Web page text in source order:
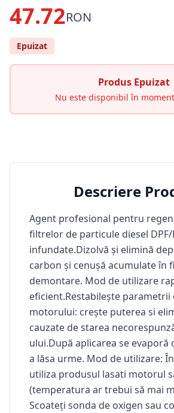
47.72RON
Epuizat
Produs Epuizat
Nu este disponibil în
Descriere
Agent profesional pentru
filtrelor de particule diesel DPF/
infundate.Dizolvă și elimină
carbon și cenușă acumulate în
demontare. Mod de utilizare
eficient.Restabilește parametrii
motorului: crește puterea si
cauzate de starea
ului.După aplicarea se evaporă
a lăsa urme. Mod de utilizare:
utiliza produsul lasati motorul
(temperatura ar trebui să mai
Scoateți sonda de oxigen sau